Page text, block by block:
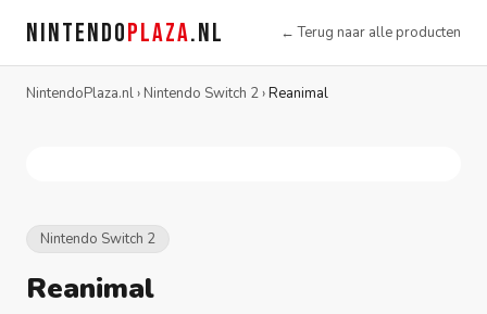
NINTENDOPLAZA.NL ← Terug naar alle producten
NintendoPlaza.nl› Nintendo Switch 2›Reanimal
Nintendo Switch 2
Reanimal